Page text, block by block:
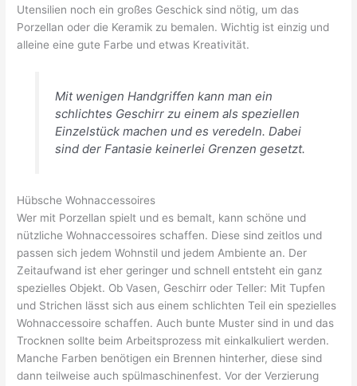
Utensilien noch ein großes Geschick sind nötig, um das
Porzellan oder die Keramik zu bemalen. Wichtig ist einzig und
alleine eine gute Farbe und etwas Kreativität.
Mit wenigen Handgriffen kann man ein
schlichtes Geschirr zu einem als speziellen
Einzelstück machen und es veredeln. Dabei
sind der Fantasie keinerlei Grenzen gesetzt.
Hübsche Wohnaccessoires
Wer mit Porzellan spielt und es bemalt, kann schöne und
nützliche Wohnaccessoires schaffen. Diese sind zeitlos und
passen sich jedem Wohnstil und jedem Ambiente an. Der
Zeitaufwand ist eher geringer und schnell entsteht ein ganz
spezielles Objekt. Ob Vasen, Geschirr oder Teller: Mit Tupfen
und Strichen lässt sich aus einem schlichten Teil ein spezielles
Wohnaccessoire schaffen. Auch bunte Muster sind in und das
Trocknen sollte beim Arbeitsprozess mit einkalkuliert werden.
Manche Farben benötigen ein Brennen hinterher, diese sind
dann teilweise auch spülmaschinenfest. Vor der Verzierung